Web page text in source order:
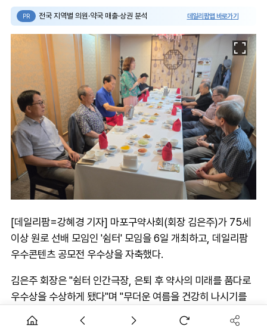
PR 전국 지역별 의원·약국 매출·상권 분석 데일리팜맵 바로가기
[데일리팜=강혜경 기자] 마포구약사회(회장 김은주)가 75세
이상 원로 선배 모임인 '쉼터' 모임을 6일 개최하고, 데일리팜
우수콘텐츠 공모전 우수상을 자축했다.
김은주 회장은 "쉼터 인간극장, 은퇴 후 약사의 미래를 품다로
우수상을 수상하게 됐다"며 "무더운 여름을 건강히 나시기를
희망한다"고 말했다.